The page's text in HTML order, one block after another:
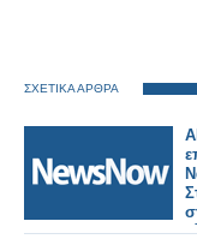
ΣΧΕΤΙΚΑ ΑΡΘΡΑ